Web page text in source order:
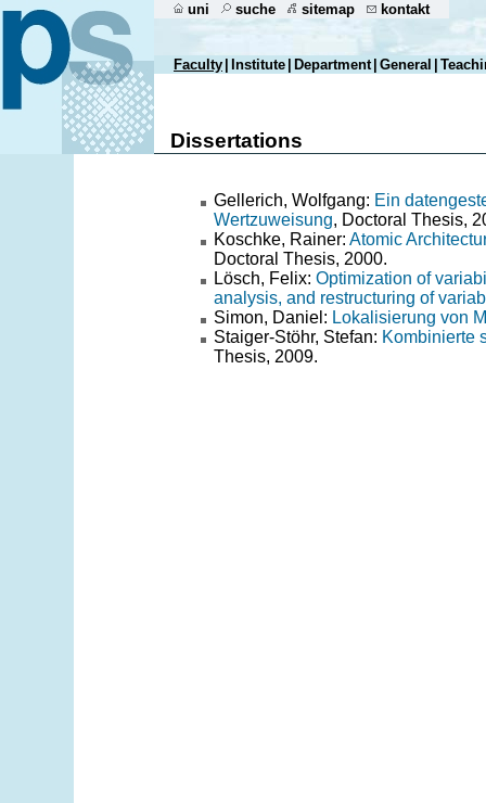
uni suche sitemap kontakt
Faculty Institute Department General
Dissertations
Gellerich, Wolfgang: Ein
Wertzuweisung, Doctoral Thesis,
Koschke, Rainer: Atomic
Doctoral Thesis, 2000.
Lösch, Felix: Optimization of
analysis, and restructuring of
Simon, Daniel: Lokalisierung von
Staiger-Stöhr, Stefan: Kombinierte
Thesis, 2009.